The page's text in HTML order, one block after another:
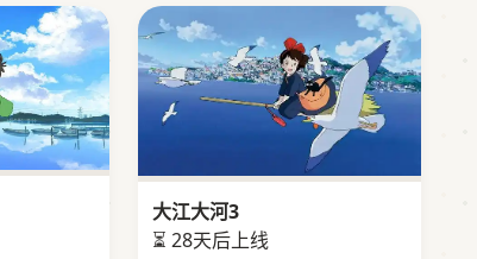
大江大河3
⏳ 28天后上线